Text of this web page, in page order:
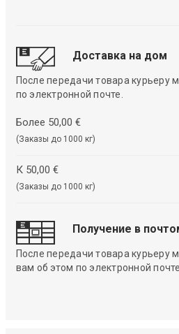
Доставка на дом
После передачи товара курьеру
по электронной почте.
Более 50,00 €
(Заказы до 1000 кг)
К 50,00 €
(Заказы до 1000 кг)
Получение в
После передачи товара курьеру
вам об этом по электронной